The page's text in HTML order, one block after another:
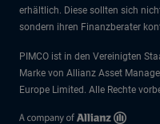
erhältlich. Diese sollten sich
sondern ihren Finanzberater
PIMCO ist in den Vereinigten
Marke von Allianz Asset
Europe Limited. Alle Rechte